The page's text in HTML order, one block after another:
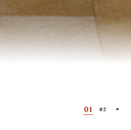
01 02 03